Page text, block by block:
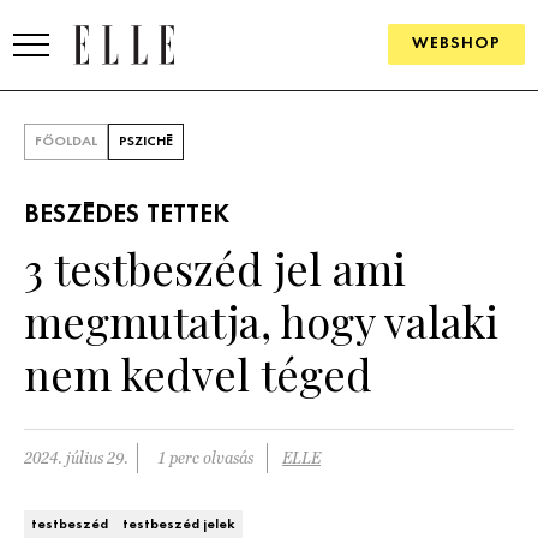
WEBSHOP
SZÉPSÉG
KULTÚRA
ÉLETMÓD
PÁRKAPCSOLAT
FŐOLDAL PSZICHÉ
BESZÉDES TETTEK
3 testbeszéd jel ami
megmutatja, hogy valaki
nem kedvel téged
2024. július 29. 1 perc olvasás ELLE
testbeszéd testbeszéd jelek